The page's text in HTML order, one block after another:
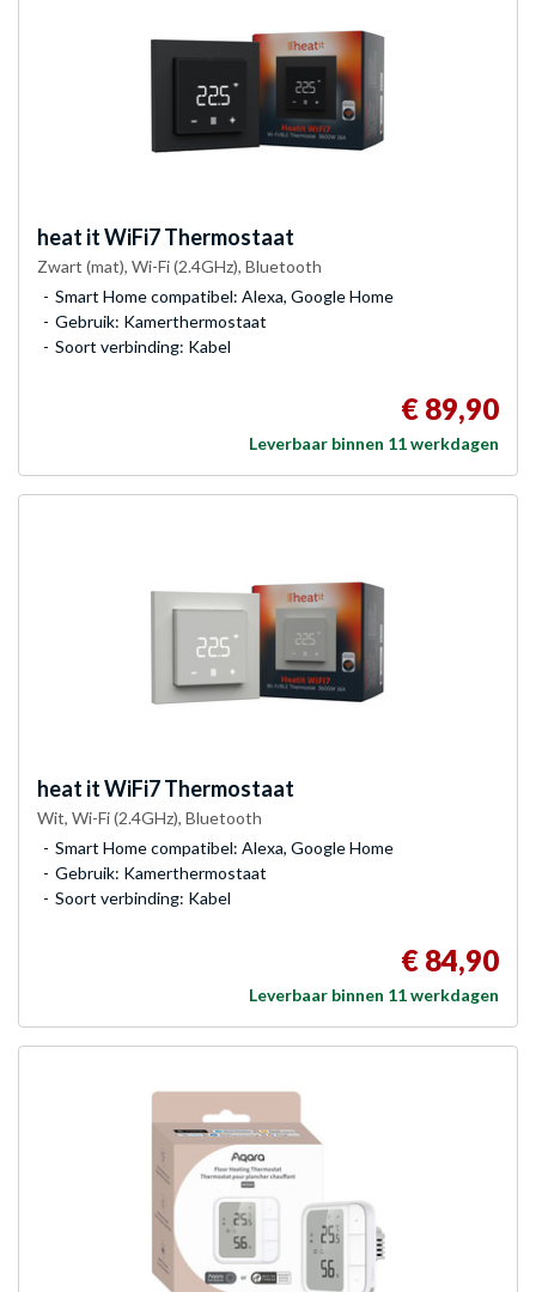
heat itWiFi7 Thermostaat
Zwart (mat), Wi-Fi (2.4GHz), Bluetooth
Smart Home compatibel: Alexa, Google Home
Gebruik: Kamerthermostaat
Soort verbinding: Kabel
€ 89,90
Leverbaar binnen 11 werkdagen
heat itWiFi7 Thermostaat
Wit, Wi-Fi (2.4GHz), Bluetooth
Smart Home compatibel: Alexa, Google Home
Gebruik: Kamerthermostaat
Soort verbinding: Kabel
€ 84,90
Leverbaar binnen 11 werkdagen